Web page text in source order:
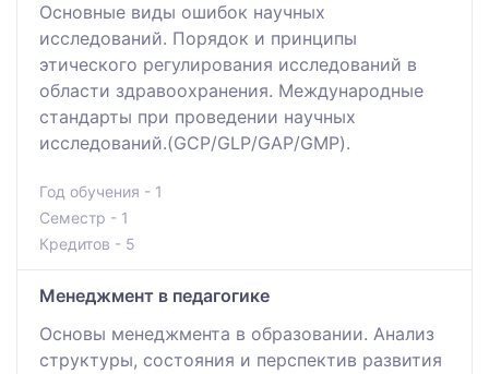
Основные виды ошибок научных
исследований. Порядок и принципы
этического регулирования исследований в
области здравоохранения. Международные
стандарты при проведении научных
исследований.(GCP/GLP/GAP/GMP).
Год обучения - 1
Семестр - 1
Кредитов - 5
Менеджмент в педагогике
Основы менеджмента в образовании. Анализ
структуры, состояния и перспектив развития